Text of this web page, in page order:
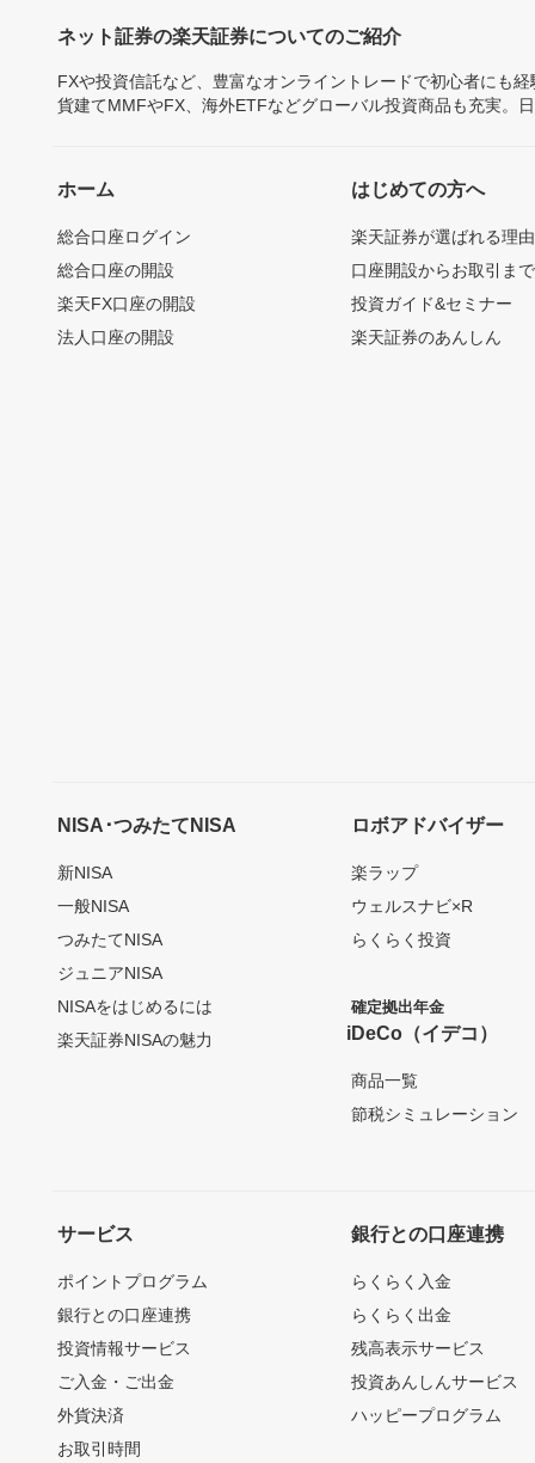
ネット証券の楽天証券についてのご紹介
FXや投資信託など、豊富なオンライントレードで初心者にも
貨建てMMFやFX、海外ETFなどグローバル投資商品も充実。
ホーム
総合口座ログイン
総合口座の開設
楽天FX口座の開設
法人口座の開設
はじめての方へ
楽天証券が選ばれる理由
口座開設からお取引ま
投資ガイド&セミナー
楽天証券のあんしん
NISA･つみたてNISA
新NISA
一般NISA
つみたてNISA
ジュニアNISA
NISAをはじめるには
楽天証券NISAの魅力
ロボアドバイザー
楽ラップ
ウェルスナビ×R
らくらく投資
確定拠出年金
iDeCo（イデコ）
商品一覧
節税シミュレーション
サービス
ポイントプログラム
銀行との口座連携
投資情報サービス
ご入金・ご出金
外貨決済
お取引時間
銀行との口座連携
らくらく入金
らくらく出金
残高表示サービス
投資あんしんサービス
ハッピープログラム